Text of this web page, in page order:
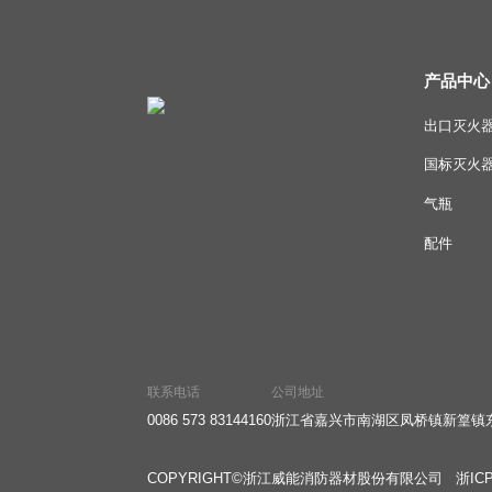
产品中心
出口灭火
国标灭火
气瓶
配件
联系电话
0086 573 83144160
公司地址
浙江省嘉兴市南湖区凤桥镇新篁镇
COPYRIGHT©浙江威能消防器材股份有限公司浙